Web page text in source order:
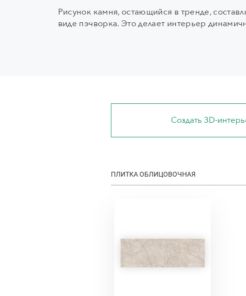
Рисунок камня, остающийся в тренде,
виде пэчворка. Это делает интерьер
Создать 3D-
ПЛИТКА ОБЛИЦОВОЧНАЯ